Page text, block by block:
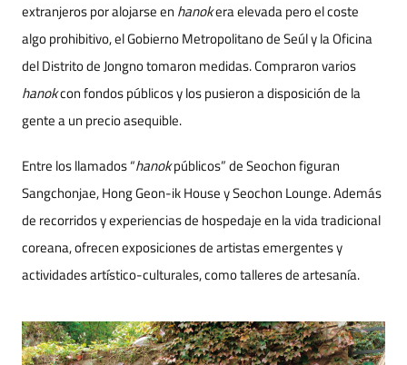
extranjeros por alojarse en hanokera elevada pero el coste
algo prohibitivo, el Gobierno Metropolitano de Seúl y la Oficina
del Distrito de Jongno tomaron medidas. Compraron varios
hanokcon fondos públicos y los pusieron a disposición de la
gente a un precio asequible.
Entre los llamados “hanokpúblicos” de Seochon figuran
Sangchonjae, Hong Geon-ik House y Seochon Lounge. Además
de recorridos y experiencias de hospedaje en la vida tradicional
coreana, ofrecen exposiciones de artistas emergentes y
actividades artístico-culturales, como talleres de artesanía.